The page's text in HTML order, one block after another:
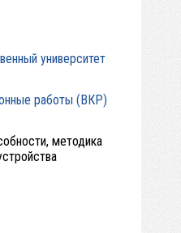
университет
работы (ВКР)
методика